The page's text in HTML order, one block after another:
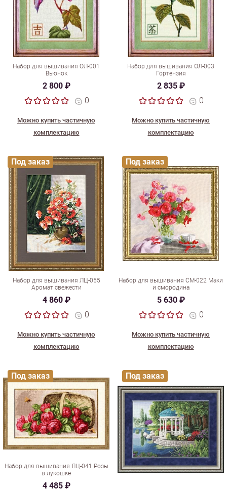
Набор для вышивания ОЛ-001
Вьюнок
2 800 ₽
0
Можно купить частичную
комплектацию
Набор для вышивания ОЛ-003
Гортензия
2 835 ₽
0
Можно купить частичную
комплектацию
Набор для вышивания ЛЦ-055
Аромат свежести
4 860 ₽
0
Можно купить частичную
комплектацию
Под заказ
Набор для вышивания СМ-022 Маки
и смородина
5 630 ₽
0
Можно купить частичную
комплектацию
Под заказ
Набор для вышивания ЛЦ-041 Розы
в лукошке
4 485 ₽
Под заказ Под заказ